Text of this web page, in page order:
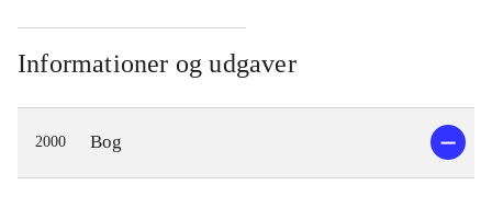
Informationer og udgaver
2000 Bog